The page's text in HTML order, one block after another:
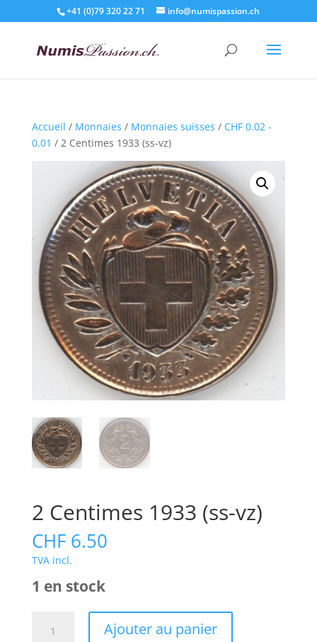
+41 (0)79 320 22 71 info@numispassion.ch
Accueil / Monnaies / Monnaies suisses / CHF 0.02 -
0.01 / 2 Centimes 1933 (ss-vz)
2 Centimes 1933 (ss-vz)
CHF6.50
TVA incl.
1 en stock
Ajouter au panier